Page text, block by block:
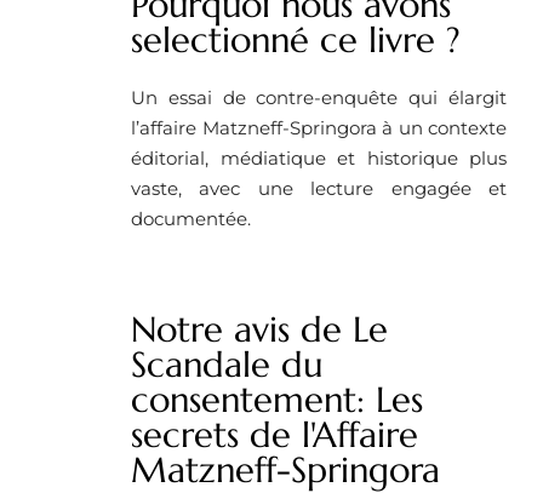
selectionné ce livre ? ​
Un essai de contre-enquête qui élargit
l’affaire Matzneff-Springora à un contexte
éditorial, médiatique et historique plus
vaste, avec une lecture engagée et
documentée.
Notre avis de Le
Scandale du
consentement: Les
secrets de l'Affaire
Matzneff-Springora